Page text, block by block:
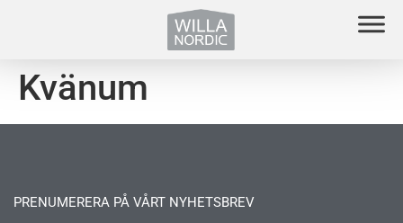
Kvänum
PRENUMERERA PÅ VÅRT NYHETSBREV